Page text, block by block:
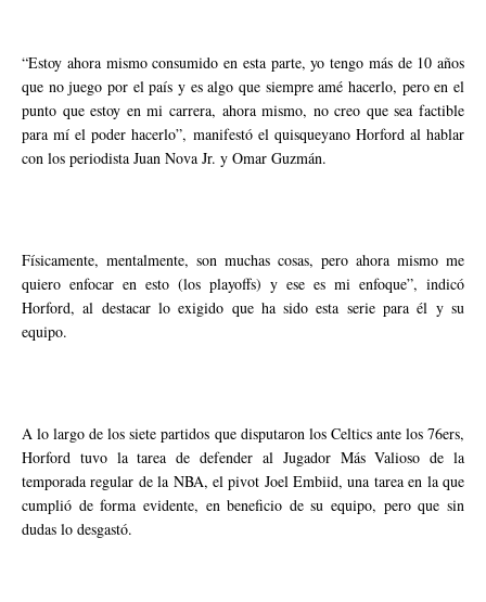
“Estoy ahora mismo consumido en esta parte, yo tengo más de 10 años
que no juego por el país y es algo que siempre amé hacerlo, pero en el
punto que estoy en mi carrera, ahora mismo, no creo que sea factible
para mí el poder hacerlo”, manifestó el quisqueyano Horford al hablar
con los periodista Juan Nova Jr. y Omar Guzmán.
Físicamente, mentalmente, son muchas cosas, pero ahora mismo me
quiero enfocar en esto (los playoffs) y ese es mi enfoque”, indicó
Horford, al destacar lo exigido que ha sido esta serie para él y su
equipo.
A lo largo de los siete partidos que disputaron los Celtics ante los 76ers,
Horford tuvo la tarea de defender al Jugador Más Valioso de la
temporada regular de la NBA, el pivot Joel Embiid, una tarea en la que
cumplió de forma evidente, en beneficio de su equipo, pero que sin
dudas lo desgastó.